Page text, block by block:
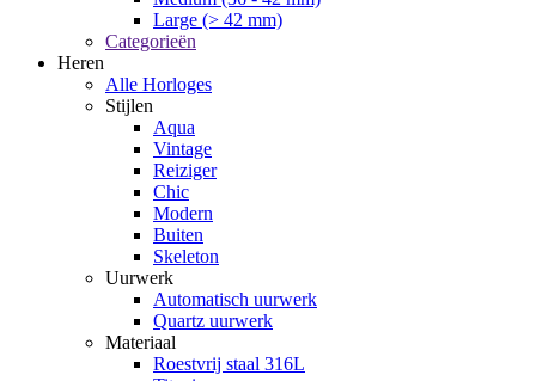
Large (> 42 mm)
Categorieën
Heren
Alle Horloges
Stijlen
Aqua
Vintage
Reiziger
Chic
Modern
Buiten
Skeleton
Uurwerk
Automatisch uurwerk
Quartz uurwerk
Materiaal
Roestvrij staal 316L